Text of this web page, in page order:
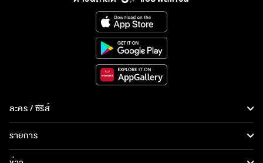
ละคร / ซีรีส์
ละคร/ซีรีส์
ซีรีส์นานาชาติ
รายการ
รายการทั้งหมด